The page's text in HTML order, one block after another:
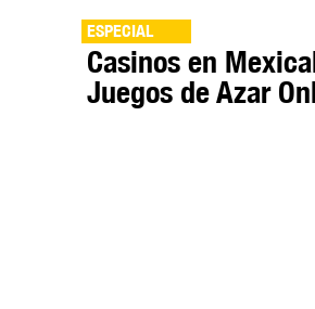
ESPECIAL
Casinos en
Juegos de Azar